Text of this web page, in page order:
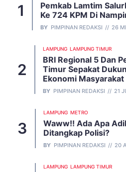
Pemkab Lamtim
Ke 724 KPM Di
BY PIMPINAN REDAKSI 26
LAMPUNG LAMPUNG TIMUR
BRI Regional 5 Dan
Timur Sepakat
Ekonomi Masyarakat
BY PIMPINAN REDAKSI 21
LAMPUNG METRO
Waww!! Ada Apa
Ditangkap Polisi?
BY PIMPINAN REDAKSI 20
LAMPUNG LAMPUNG TIMUR